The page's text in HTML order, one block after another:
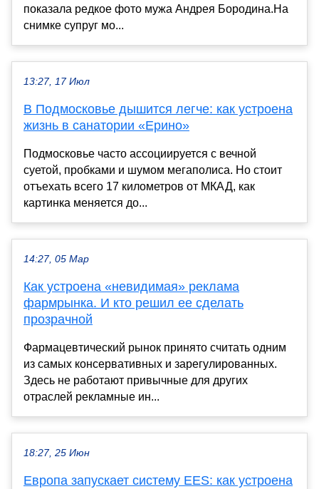
показала редкое фото мужа Андрея Бородина.На
снимке супруг мо...
13:27, 17 Июл
В Подмосковье дышится легче: как устроена
жизнь в санатории «Ерино»
Подмосковье часто ассоциируется с вечной
суетой, пробками и шумом мегаполиса. Но стоит
отъехать всего 17 километров от МКАД, как
картинка меняется до...
14:27, 05 Мар
Как устроена «невидимая» реклама
фармрынка. И кто решил ее сделать
прозрачной
Фармацевтический рынок принято считать одним
из самых консервативных и зарегулированных.
Здесь не работают привычные для других
отраслей рекламные ин...
18:27, 25 Июн
Европа запускает систему EES: как устроена